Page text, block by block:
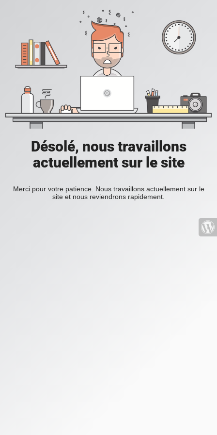
Désolé, nous travaillons
actuellement sur le site
Merci pour votre patience. Nous travaillons actuellement sur le
site et nous reviendrons rapidement.